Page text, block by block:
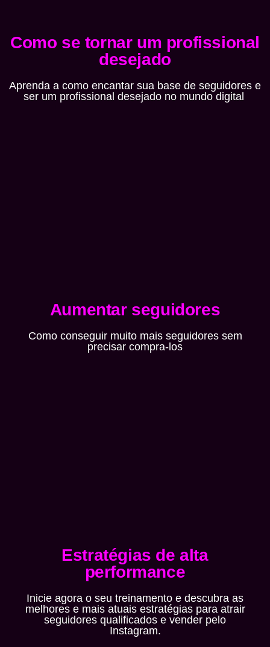
Como se tornar um profissional
desejado
Aprenda a como encantar sua base de seguidores e
ser um profissional desejado no mundo digital
Aumentar seguidores
Como conseguir muito mais seguidores sem
precisar compra-los
Estratégias de alta
performance
Inicie agora o seu treinamento e descubra as
melhores e mais atuais estratégias para atrair
seguidores qualificados e vender pelo
Instagram.